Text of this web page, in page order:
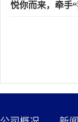
悦你而来，牵手